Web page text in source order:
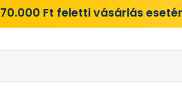
70.000 Ft feletti vásárlás